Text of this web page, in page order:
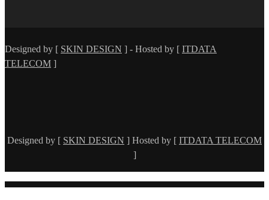
Designed by [ SKIN DESIGN ] - Hosted by [ ITDATA
TELECOM ]
Designed by [ SKIN DESIGN ] Hosted by [ ITDATA TELECOM
]